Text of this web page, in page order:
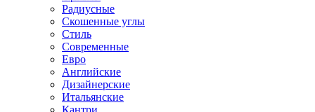
Радиусные
Скошенные углы
Стиль
Современные
Евро
Английские
Дизайнерские
Итальянские
Кантри